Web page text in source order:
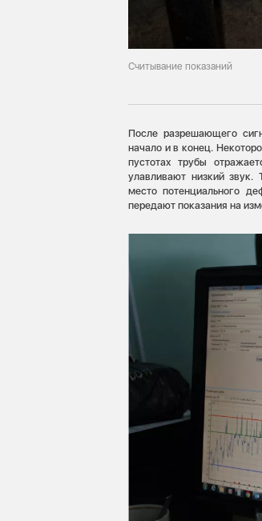
Считывание показаний
После разрешающего
начало и в конец.
пустотах трубы
улавливают низкий
место потенциального
передают показания на